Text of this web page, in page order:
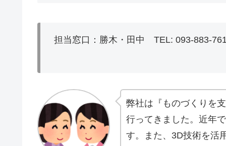
担当窓口：勝木・田中 TEL: 093-883-
弊社は『ものづくりを
行ってきました。近年
す。また、3D技術を活